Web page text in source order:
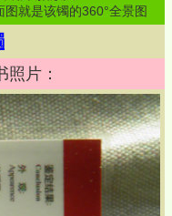
就是该镯的360°全景图
照片：